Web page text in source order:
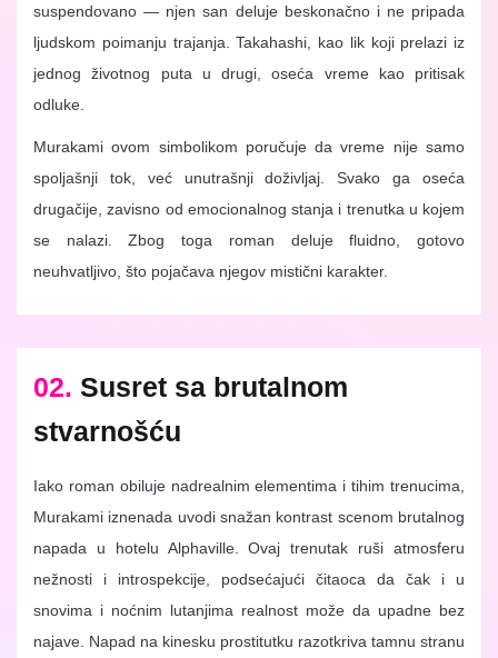
suspendovano — njen san deluje beskonačno i ne pripada
ljudskom poimanju trajanja. Takahashi, kao lik koji prelazi iz
jednog životnog puta u drugi, oseća vreme kao pritisak
odluke.
Murakami ovom simbolikom poručuje da vreme nije samo
spoljašnji tok, već unutrašnji doživljaj. Svako ga oseća
drugačije, zavisno od emocionalnog stanja i trenutka u kojem
se nalazi. Zbog toga roman deluje fluidno, gotovo
neuhvatljivo, što pojačava njegov mistični karakter.
02. Susret sa brutalnom
stvarnošću
Iako roman obiluje nadrealnim elementima i tihim trenucima,
Murakami iznenada uvodi snažan kontrast scenom brutalnog
napada u hotelu Alphaville. Ovaj trenutak ruši atmosferu
nežnosti i introspekcije, podsećajući čitaoca da čak i u
snovima i noćnim lutanjima realnost može da upadne bez
najave. Napad na kinesku prostitutku razotkriva tamnu stranu